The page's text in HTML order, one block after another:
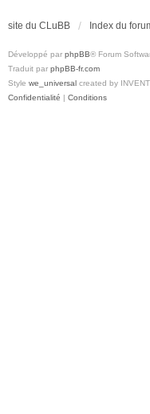
site du CLuBB Index du
Développé par phpBB® Forum
Traduit par phpBB-fr.com
Style we_universal created by
Confidentialité | Conditions